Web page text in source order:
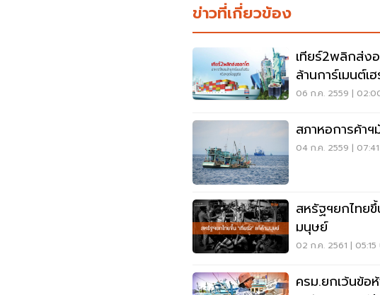
ข่าวที่เกี่ยวข้อง
เทียร์2พลิกส่ง
ล้านการ์เมนต์
ต่อ
06 ก.ค. 2559 |
สภาหอการค้า
04 ก.ค. 2559 |
สหรัฐฯยกไทยขึ้
มนุษย์
02 ก.ค. 2561 | 05:15
ครม.ยกเว้นข้อ